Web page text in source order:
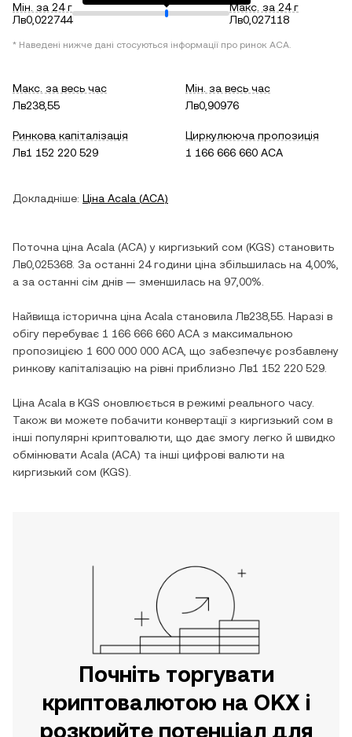
Мін. за 24 г
Лв0,022744
Макс. за 24 г
Лв0,027118
* Наведені нижче дані стосуються інформації про ринок ACA.
Макс. за весь час
Лв238,55
Мін. за весь час
Лв0,90976
Ринкова капіталізація
Лв1 152 220 529
Циркулююча пропозиція
1 166 666 660 ACA
Докладніше: Ціна Acala (ACA)
Поточна ціна Acala (ACA) у киргизький сом (KGS) становить
Лв0,025368 . За останні 24 години ціна збільшилась на 4,00%
а за останні сім днів — зменшилась на 97,00%
Найвища історична ціна Acala становила Лв238,55 . Наразі в
обігу перебуває 1 166 666 660 ACA з максимальною
пропозицією 1 600 000 000 ACA , що забезпечує розбавлену
ринкову капіталізацію на рівні приблизно Лв1 152 220 529
Ціна Acala в KGS оновлюється в режимі реального часу.
Також ви можете побачити конвертації з киргизький сом в
інші популярні криптовалюти, що дає змогу легко й швидко
обмінювати Acala (ACA) та інші цифрові валюти на
киргизький сом (KGS).
Почніть торгувати
криптовалютою на OKX і
розкрийте потенціал для